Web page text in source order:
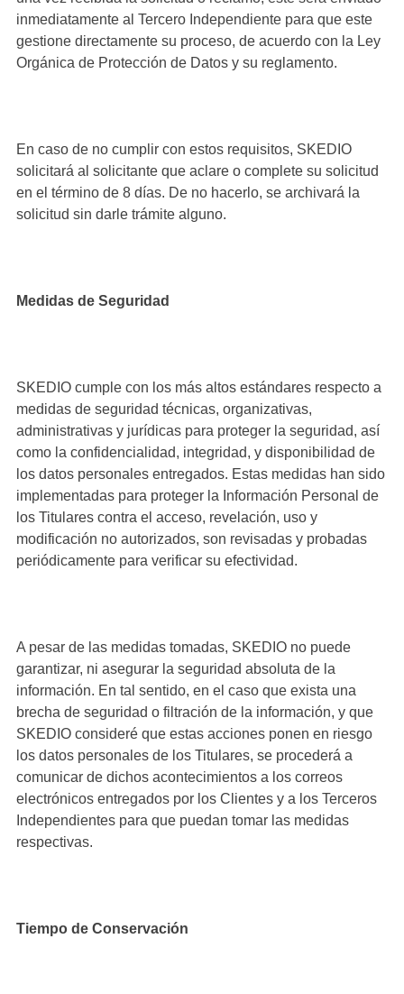
inmediatamente al Tercero Independiente para que este
gestione directamente su proceso, de acuerdo con la Ley
Orgánica de Protección de Datos y su reglamento.
En caso de no cumplir con estos requisitos, SKEDIO
solicitará al solicitante que aclare o complete su solicitud
en el término de 8 días. De no hacerlo, se archivará la
solicitud sin darle trámite alguno.
Medidas de Seguridad
SKEDIO cumple con los más altos estándares respecto a
medidas de seguridad técnicas, organizativas,
administrativas y jurídicas para proteger la seguridad, así
como la confidencialidad, integridad, y disponibilidad de
los datos personales entregados. Estas medidas han sido
implementadas para proteger la Información Personal de
los Titulares contra el acceso, revelación, uso y
modificación no autorizados, son revisadas y probadas
periódicamente para verificar su efectividad.
A pesar de las medidas tomadas, SKEDIO no puede
garantizar, ni asegurar la seguridad absoluta de la
información. En tal sentido, en el caso que exista una
brecha de seguridad o filtración de la información, y que
SKEDIO consideré que estas acciones ponen en riesgo
los datos personales de los Titulares, se procederá a
comunicar de dichos acontecimientos a los correos
electrónicos entregados por los Clientes y a los Terceros
Independientes para que puedan tomar las medidas
respectivas.
Tiempo de Conservación